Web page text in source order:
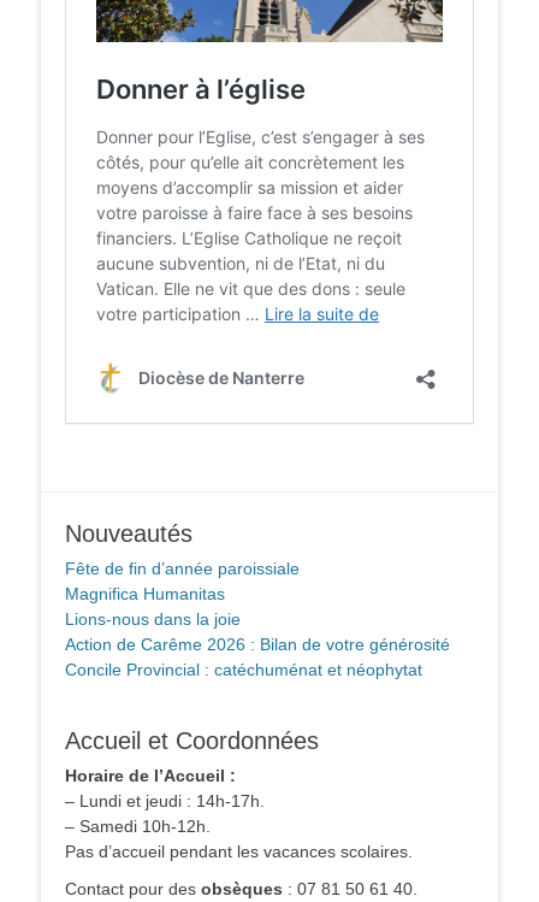
Nouveautés
Fête de fin d’année paroissiale
Magnifica Humanitas
Lions-nous dans la joie
Action de Carême 2026 : Bilan de votre générosité
Concile Provincial : catéchuménat et néophytat
Accueil et Coordonnées
Horaire de l’Accueil :
– Lundi et jeudi : 14h-17h.
– Samedi 10h-12h.
Pas d’accueil pendant les vacances scolaires.
Contact pour des obsèques : 07 81 50 61 40.